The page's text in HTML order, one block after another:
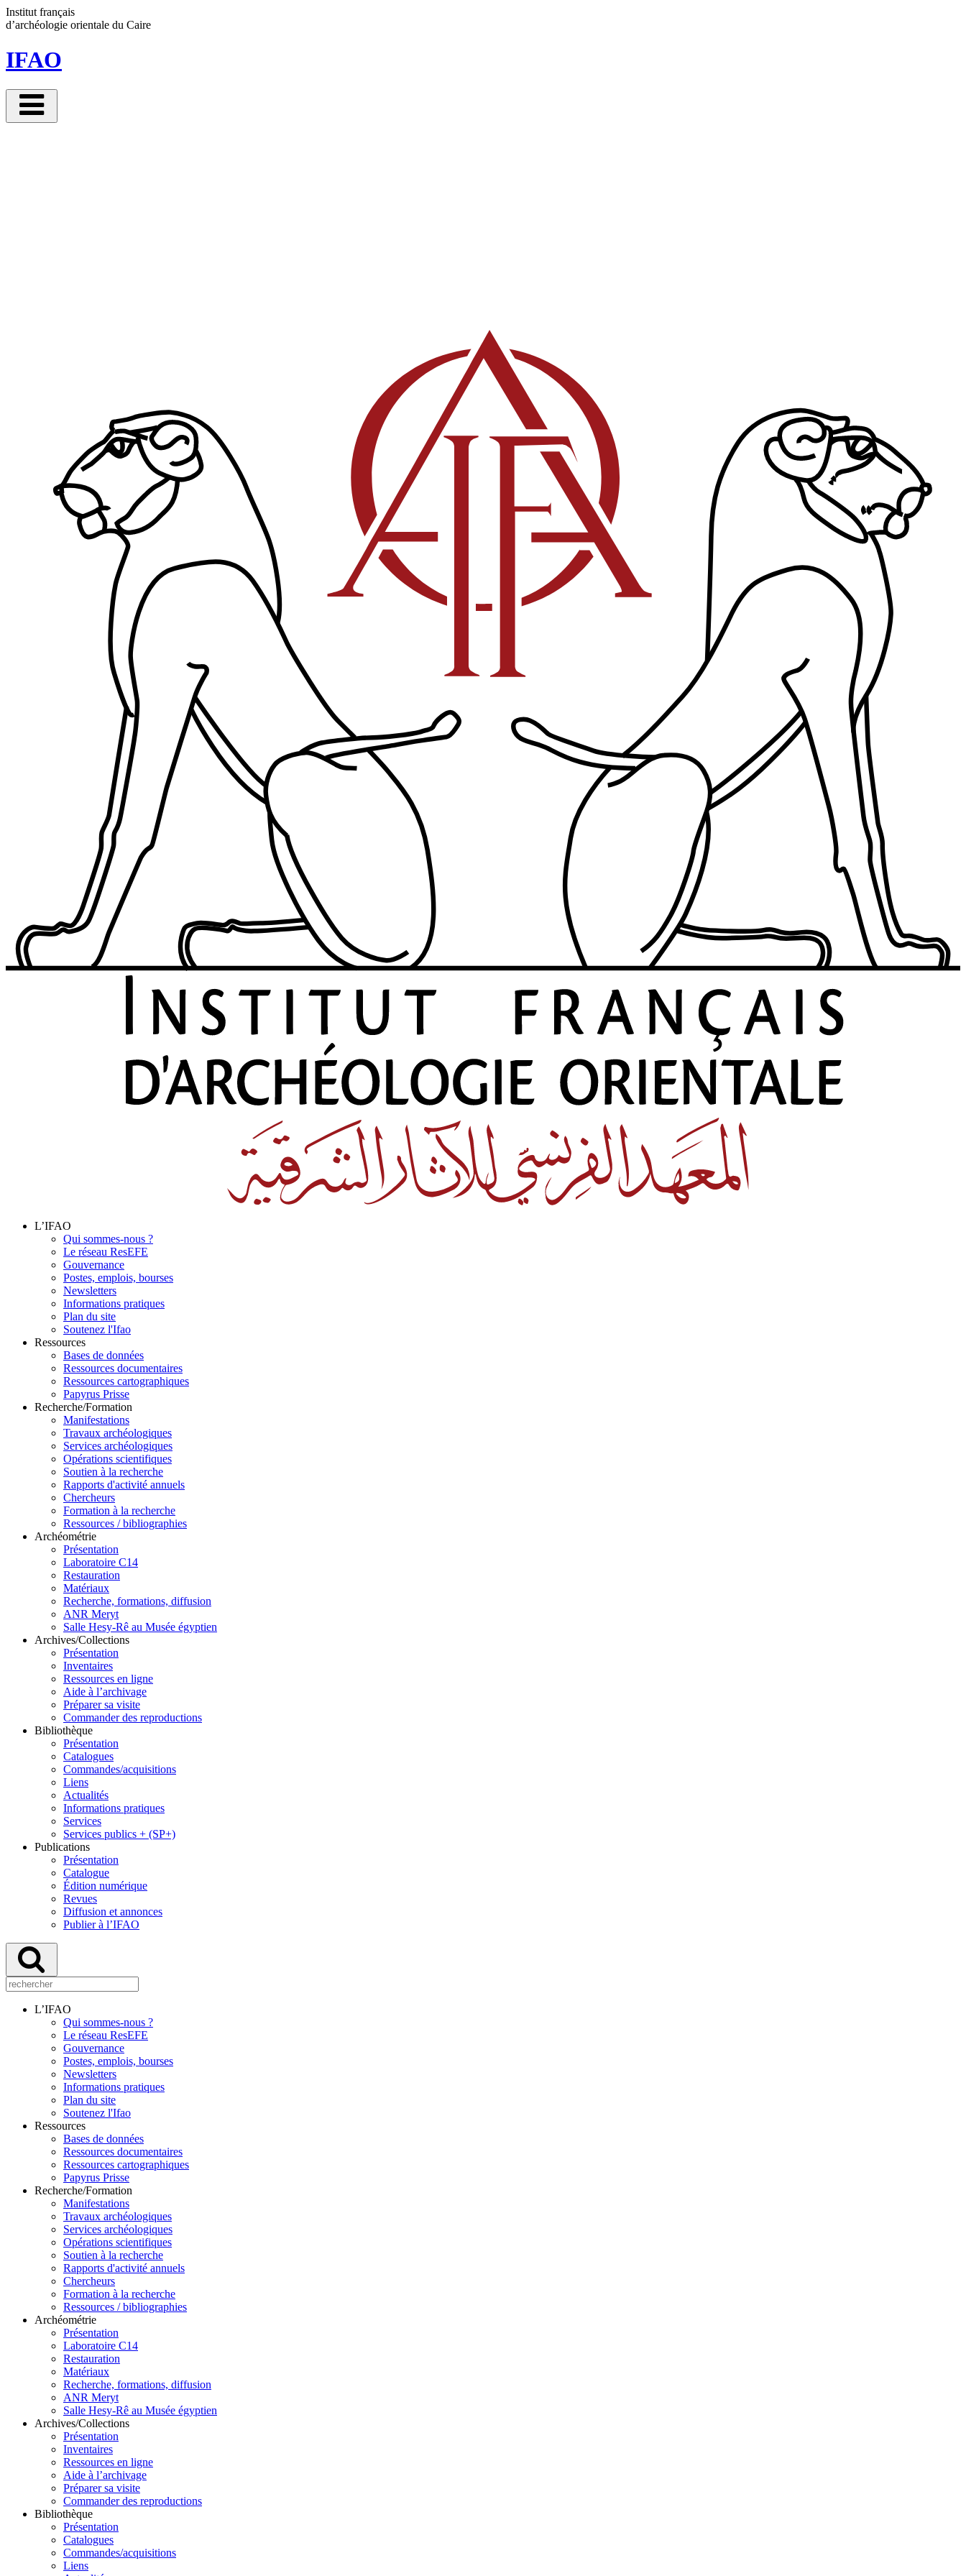
Institut français
d’archéologie orientale du Caire
IFAO
L’IFAO
Qui sommes-nous ?
Le réseau ResEFE
Gouvernance
Postes, emplois, bourses
Newsletters
Informations pratiques
Plan du site
Soutenez l'Ifao
Ressources
Bases de données
Ressources documentaires
Ressources cartographiques
Papyrus Prisse
Recherche/Formation
Manifestations
Travaux archéologiques
Services archéologiques
Opérations scientifiques
Soutien à la recherche
Rapports d'activité annuels
Chercheurs
Formation à la recherche
Ressources / bibliographies
Archéométrie
Présentation
Laboratoire C14
Restauration
Matériaux
Recherche, formations, diffusion
ANR Meryt
Salle Hesy-Rê au Musée égyptien
Archives/Collections
Présentation
Inventaires
Ressources en ligne
Aide à l’archivage
Préparer sa visite
Commander des reproductions
Bibliothèque
Présentation
Catalogues
Commandes/acquisitions
Liens
Actualités
Informations pratiques
Services
Services publics + (SP+)
Publications
Présentation
Catalogue
Édition numérique
Revues
Diffusion et annonces
Publier à l’IFAO
L’IFAO
Qui sommes-nous ?
Le réseau ResEFE
Gouvernance
Postes, emplois, bourses
Newsletters
Informations pratiques
Plan du site
Soutenez l'Ifao
Ressources
Bases de données
Ressources documentaires
Ressources cartographiques
Papyrus Prisse
Recherche/Formation
Manifestations
Travaux archéologiques
Services archéologiques
Opérations scientifiques
Soutien à la recherche
Rapports d'activité annuels
Chercheurs
Formation à la recherche
Ressources / bibliographies
Archéométrie
Présentation
Laboratoire C14
Restauration
Matériaux
Recherche, formations, diffusion
ANR Meryt
Salle Hesy-Rê au Musée égyptien
Archives/Collections
Présentation
Inventaires
Ressources en ligne
Aide à l’archivage
Préparer sa visite
Commander des reproductions
Bibliothèque
Présentation
Catalogues
Commandes/acquisitions
Liens
Panneau de gestion des cookies